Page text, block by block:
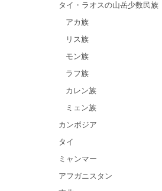
タイ・ラオスの山岳少数民族
アカ族
リス族
モン族
ラフ族
カレン族
ミェン族
カンボジア
タイ
ミャンマー
アフガニスタン